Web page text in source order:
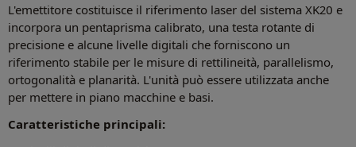
L'emettitore costituisce il riferimento laser del sistema XK20 e
incorpora un pentaprisma calibrato, una testa rotante di
precisione e alcune livelle digitali che forniscono un
riferimento stabile per le misure di rettilineità, parallelismo,
ortogonalità e planarità. L'unità può essere utilizzata anche
per mettere in piano macchine e basi.
Caratteristiche principali: